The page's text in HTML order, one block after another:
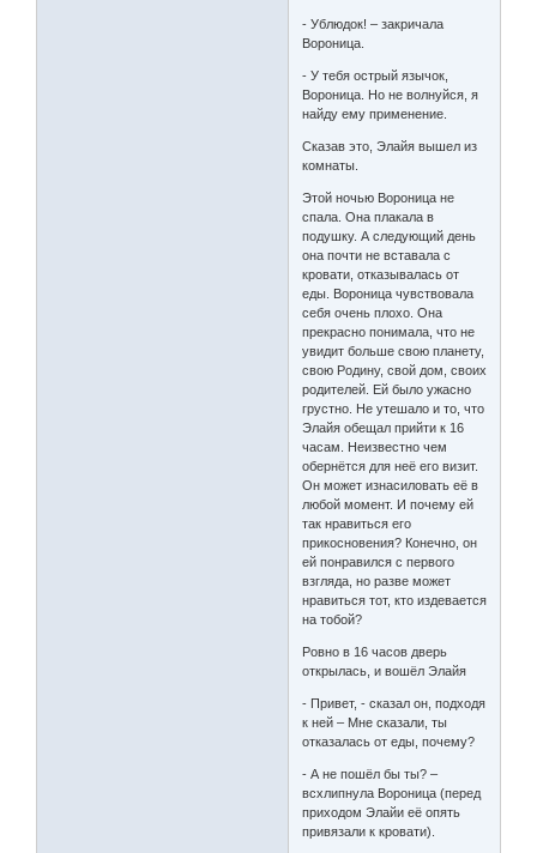
- Ублюдок! – закричала
Вороница.
- У тебя острый язычок,
Вороница. Но не волнуйся, я
найду ему применение.
Сказав это, Элайя вышел из
комнаты.
Этой ночью Вороница не
спала. Она плакала в
подушку. А следующий день
она почти не вставала с
кровати, отказывалась от
еды. Вороница чувствовала
себя очень плохо. Она
прекрасно понимала, что не
увидит больше свою планету,
свою Родину, свой дом, своих
родителей. Ей было ужасно
грустно. Не утешало и то, что
Элайя обещал прийти к 16
часам. Неизвестно чем
обернётся для неё его визит.
Он может изнасиловать её в
любой момент. И почему ей
так нравиться его
прикосновения? Конечно, он
ей понравился с первого
взгляда, но разве может
нравиться тот, кто издевается
на тобой?
Ровно в 16 часов дверь
открылась, и вошёл Элайя
- Привет, - сказал он, подходя
к ней – Мне сказали, ты
отказалась от еды, почему?
- А не пошёл бы ты? –
всхлипнула Вороница (перед
приходом Элайи её опять
привязали к кровати).